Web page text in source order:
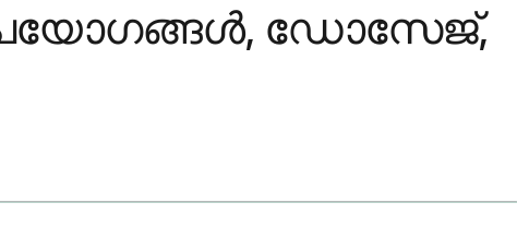
ഡോസേജ്,